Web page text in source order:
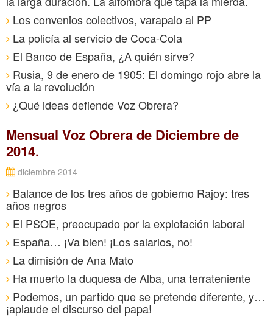
Los convenios colectivos, varapalo al PP
La policía al servicio de Coca-Cola
El Banco de España, ¿A quién sirve?
Rusia, 9 de enero de 1905: El domingo rojo abre la
vía a la revolución
¿Qué ideas defiende Voz Obrera?
Mensual Voz Obrera de Diciembre de
2014.
diciembre 2014
Balance de los tres años de gobierno Rajoy: tres
años negros
El PSOE, preocupado por la explotación laboral
España… ¡Va bien! ¡Los salarios, no!
La dimisión de Ana Mato
Ha muerto la duquesa de Alba, una terrateniente
Podemos, un partido que se pretende diferente, y…
¡aplaude el discurso del papa!